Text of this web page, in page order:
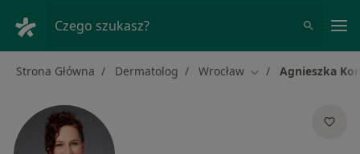
Czego szukasz?
Strona Główna Dermatolog Wrocław Zmień miasto
Agnieszka